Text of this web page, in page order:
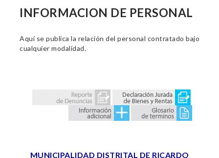
INFORMACION DE PERSONAL
Aquí se publica la relación del personal contratado bajo
cualquier modalidad.
MUNICIPALIDAD DISTRITAL DE RICARDO